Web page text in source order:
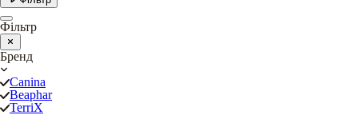
Фільтр
Бренд
Canina
Beaphar
TerriX